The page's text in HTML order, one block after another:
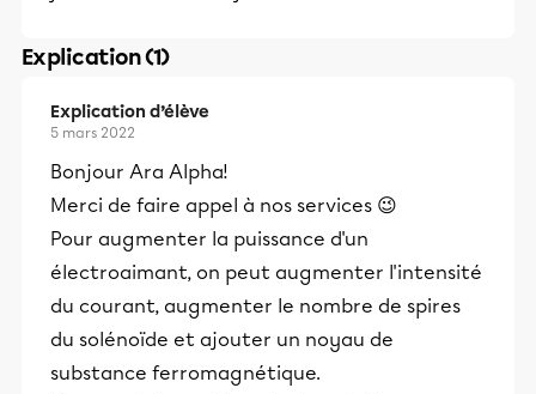
Explication (1)
Explication d’élève
5 mars 2022
Bonjour Ara Alpha!
Merci de faire appel à nos services 😉
Pour augmenter la puissance d'un
électroaimant, on peut augmenter l'intensité
du courant, augmenter le nombre de spires
du solénoïde et ajouter un noyau de
substance ferromagnétique.